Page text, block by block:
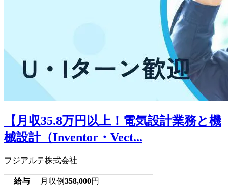
【月収35.8万円以上！電気設計業務と機
械設計（Inventor・Vect...
フジアルテ株式会社
給与 月収例358,000円